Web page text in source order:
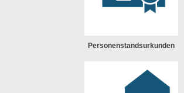
Personenstandsurkunden